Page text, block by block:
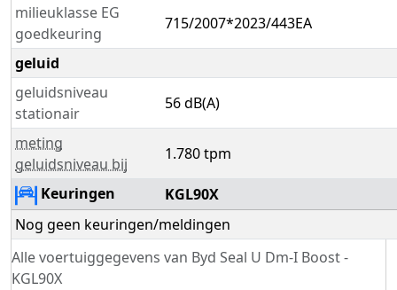
Alle voertuiggegevens van Byd Seal U Dm-I Boost -
KGL90X
milieuklasse EG
goedkeuring
715/2007*2023/443EA
geluid
geluidsniveau
stationair
56 dB(A)
meting
geluidsniveau bij
1.780 tpm
Keuringen
KGL90X
Nog geen keuringen/meldingen